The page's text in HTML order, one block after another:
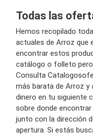
Todas las
Hemos recopilado
actuales de Arroz que
encontrar estos
catálogo o folleto pero
Consulta
más barata de Arroz y
dinero en tu siguiente
sobre donde
junto con la dirección
apertura. Si estás